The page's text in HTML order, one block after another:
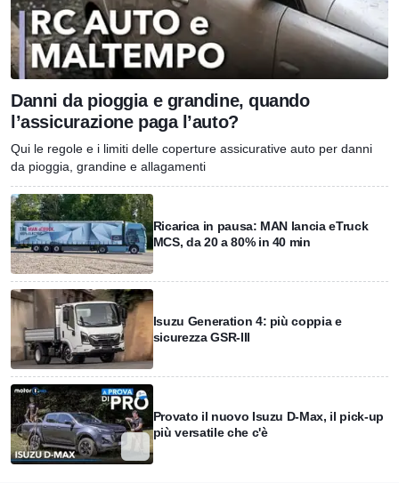
Danni da pioggia e grandine, quando
l’assicurazione paga l’auto?
Qui le regole e i limiti delle coperture assicurative auto per danni
da pioggia, grandine e allagamenti
Ricarica in pausa: MAN lancia eTruck
MCS, da 20 a 80% in 40 min
Isuzu Generation 4: più coppia e
sicurezza GSR-III
Provato il nuovo Isuzu D-Max, il pick-up
più versatile che c'è